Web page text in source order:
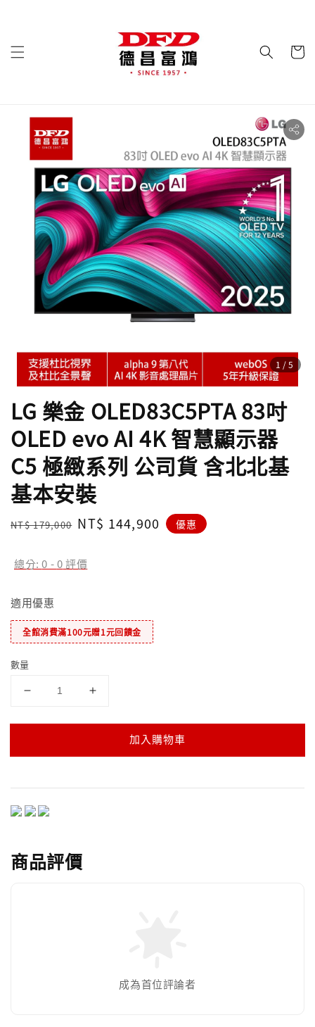
1 /5
LG 樂金 OLED83C5PTA 83吋
OLED evo AI 4K 智慧顯示器
C5 極緻系列 公司貨 含北北基
基本安裝
Regular
NT$ 179,000 Sale
NT$ 144,900 優惠
總分:0 -0評價
適用優惠
全館消費滿100元贈1元回饋金
數量
加入購物車
商品評價
成為首位評論者